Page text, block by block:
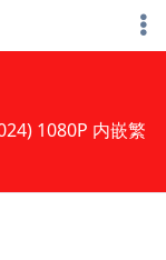
1080P 内嵌繁